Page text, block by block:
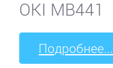
OKI MB441
Подробнее...